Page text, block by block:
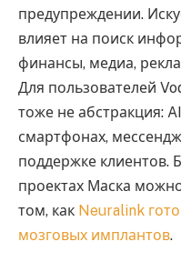
предупреждении.
влияет на поиск
финансы, медиа,
Для пользователей
тоже не абстракция:
смартфонах,
поддержке клиентов.
проектах Маска
том, как Neuralink
мозговых имплантов.